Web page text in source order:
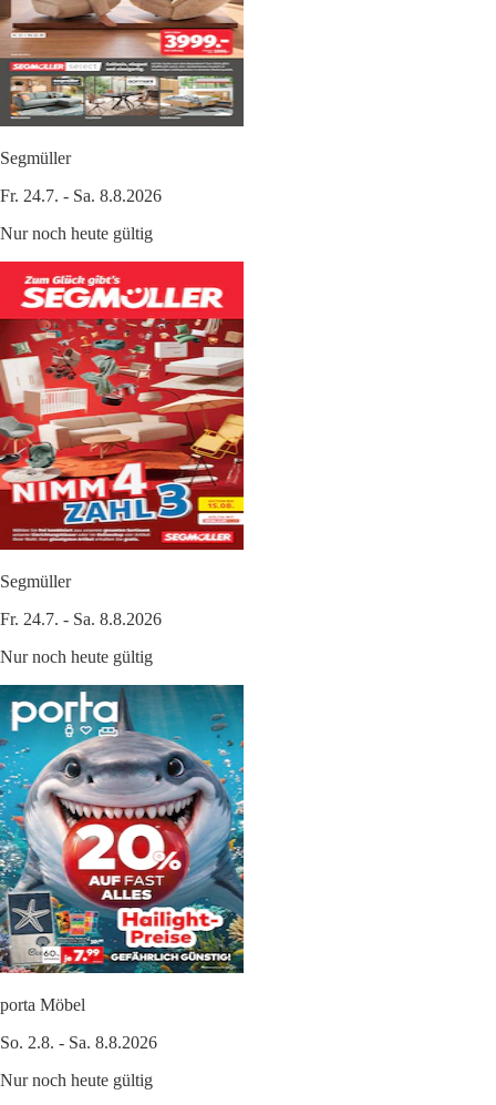
Segmüller
Fr. 24.7. - Sa. 8.8.2026
Nur noch heute gültig
Segmüller
Fr. 24.7. - Sa. 8.8.2026
Nur noch heute gültig
porta Möbel
So. 2.8. - Sa. 8.8.2026
Nur noch heute gültig